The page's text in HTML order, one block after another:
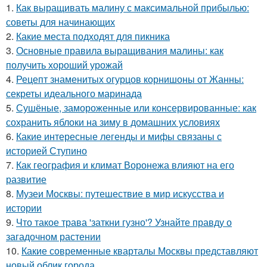
1. Как выращивать малину с максимальной прибылью:
советы для начинающих
2. Какие места подходят для пикника
3. Основные правила выращивания малины: как
получить хороший урожай
4. Рецепт знаменитых огурцов корнишоны от Жанны:
секреты идеального маринада
5. Сушёные, замороженные или консервированные: как
сохранить яблоки на зиму в домашних условиях
6. Какие интересные легенды и мифы связаны с
историей Ступино
7. Как география и климат Воронежа влияют на его
развитие
8. Музеи Москвы: путешествие в мир искусства и
истории
9. Что такое трава 'заткни гузно'? Узнайте правду о
загадочном растении
10. Какие современные кварталы Москвы представляют